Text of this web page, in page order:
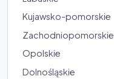
Kujawsko-pomorskie
Zachodniopomorskie
Opolskie
Dolnośląskie